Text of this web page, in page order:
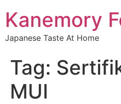
Kanemory
Japanese Taste At Home
Tag:
MUI